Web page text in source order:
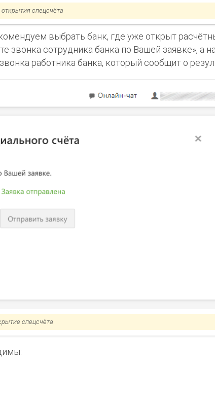
спецсчёта
выбрать банк, где уже открыт
звонка сотрудника банка по Вашей заявке», а
работника банка, который сообщит о
спецсчёта